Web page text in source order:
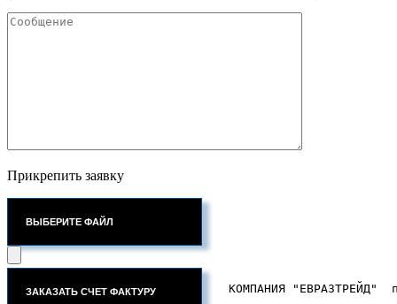
Прикрепить заявку
ВЫБЕРИТЕ ФАЙЛ
КОМПАНИЯ "ЕВРАЗТРЕЙД"